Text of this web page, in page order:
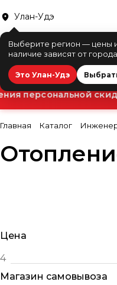
Улан-Удэ
Выберите регион — цены
наличие зависят от города
Это Улан-Удэ
персональной
Главная Каталог
Обогрев и теплый
Цена
Магазин самовывоза